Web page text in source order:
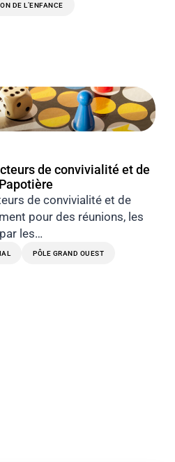
DE L’ENFANCE
de convivialité et de
de convivialité et de
pour des réunions, les
les…
PÔLE GRAND OUEST